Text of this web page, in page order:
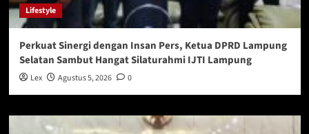
Lifestyle
Perkuat Sinergi dengan Insan Pers, Ketua DPRD Lampung
Selatan Sambut Hangat Silaturahmi IJTI Lampung
Lex Agustus 5, 2026 0